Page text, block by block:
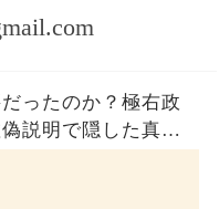
ったのか？極右政
説明で隠した真実